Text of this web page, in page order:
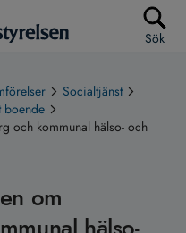
Sök
Socialtjänst
boende
och kommunal hälso- och
om